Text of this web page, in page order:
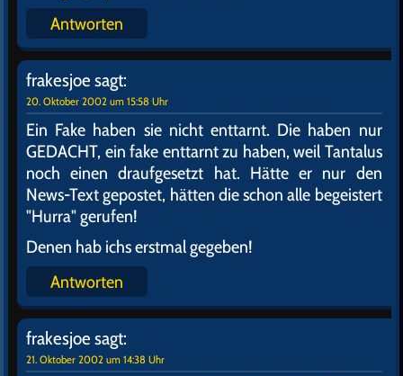
Antworten
frakesjoe sagt:
20. Oktober 2002 um 15:58 Uhr
Ein Fake haben sie nicht enttarnt. Die haben nur
GEDACHT, ein fake enttarnt zu haben, weil Tantalus
noch einen draufgesetzt hat. Hätte er nur den
News-Text gepostet, hätten die schon alle begeistert
"Hurra" gerufen!
Denen hab ichs erstmal gegeben!
Antworten
frakesjoe sagt:
21. Oktober 2002 um 14:38 Uhr